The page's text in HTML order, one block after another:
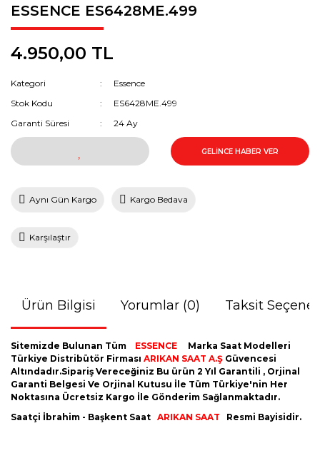
ESSENCE ES6428ME.499
4.950,00 TL
Kategori
Essence
Stok Kodu
ES6428ME.499
Garanti Süresi
24 Ay
GELİNCE HABER VER
Aynı Gün Kargo Kargo Bedava
Karşılaştır
Ürün Bilgisi Yorumlar (0) Taksit
Sitemizde Bulunan Tüm ESSENCE
Marka Saat Modelleri
Türkiye Distribütör Firması ARIKAN SAAT A.Ş Güvencesi
Altındadır.Sipariş Vereceğiniz Bu ürün 2 Yıl Garantili , Orjinal
Garanti Belgesi Ve Orjinal Kutusu İle Tüm Türkiye'nin Her
Noktasına Ücretsiz Kargo İle Gönderim Sağlanmaktadır.
Saatçi İbrahim - Başkent Saat ARIKAN SAAT Resmi Bayisidir.